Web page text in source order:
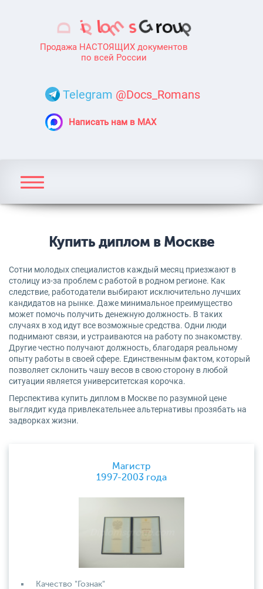
Продажа НАСТОЯЩИХ документов
по всей России
Telegram @Docs_Romans
Написать нам в MAX
Купить диплом в Москве
Сотни молодых специалистов каждый месяц приезжают в
столицу из-за проблем с работой в родном регионе. Как
следствие, работодатели выбирают исключительно лучших
кандидатов на рынке. Даже минимальное преимущество
может помочь получить денежную должность. В таких
случаях в ход идут все возможные средства. Одни люди
поднимают связи, и устраиваются на работу по знакомству.
Другие честно получают должность, благодаря реальному
опыту работы в своей сфере. Единственным фактом, который
позволяет склонить чашу весов в свою сторону в любой
ситуации является университетская корочка.
Перспектива купить диплом в Москве по разумной цене
выглядит куда привлекательнее альтернативы прозябать на
задворках жизни.
Магистр
1997-2003 года
Качество "Гознак"